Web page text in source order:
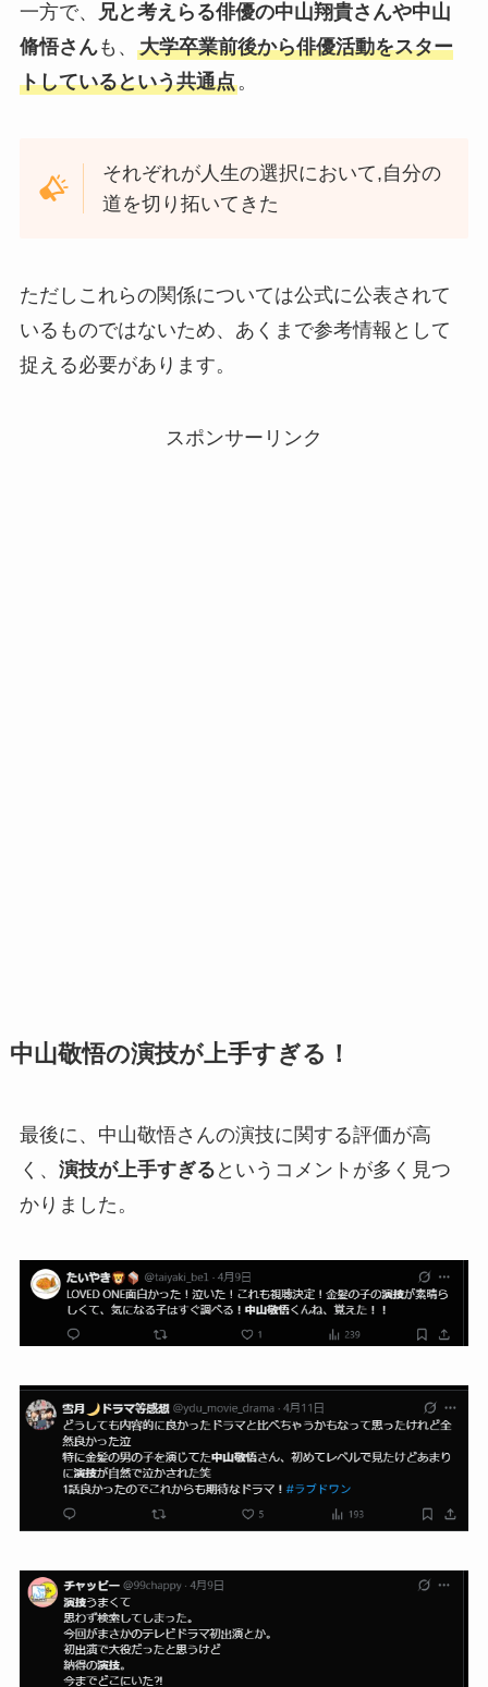
一方で、
兄と考えらる俳優の中山翔貴さんや中山
脩悟さんも、 大学卒業前後から俳優活動をスター
トしているという共通点。
それぞれが人生の選択において,自分の
道を切り拓いてきた
ただしこれらの関係については公式に公表されて
いるものではないため、あくまで参考情報として
捉える必要があります。
スポンサーリンク
中山敬悟の演技が上手すぎる！
最後に、中山敬悟さんの演技に関する評価が高
く、 演技が上手すぎる というコメントが多く見つ
かりました。